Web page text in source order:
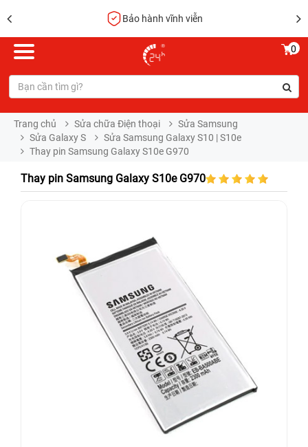
Bảo hành vĩnh viễn
0
Trang chủ Sửa chữa Điện thoại
Sửa Samsung
Sửa Galaxy S
Sửa Samsung Galaxy S10 | S10e
Thay pin Samsung Galaxy S10e G970
Thay pin Samsung Galaxy S10e G970